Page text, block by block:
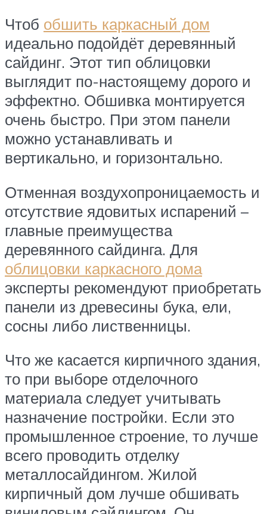
Чтоб обшить каркасный дом
идеально подойдёт деревянный
сайдинг. Этот тип облицовки
выглядит по-настоящему дорого и
эффектно. Обшивка монтируется
очень быстро. При этом панели
можно устанавливать и
вертикально, и горизонтально.
Отменная воздухопроницаемость и
отсутствие ядовитых испарений –
главные преимущества
деревянного сайдинга. Для
облицовки каркасного дома
эксперты рекомендуют приобретать
панели из древесины бука, ели,
сосны либо лиственницы.
Что же касается кирпичного здания,
то при выборе отделочного
материала следует учитывать
назначение постройки. Если это
промышленное строение, то лучше
всего проводить отделку
металлосайдингом. Жилой
кирпичный дом лучше обшивать